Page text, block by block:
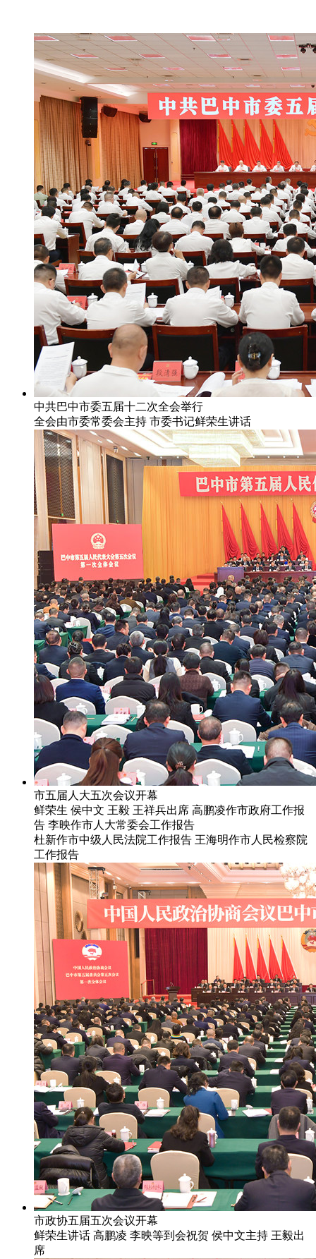
中共巴中市委五届十二次全会举行
全会由市委常委会主持 市委书记鲜荣生讲话
市五届人大五次会议开幕
鲜荣生 侯中文 王毅 王祥兵出席 高鹏凌作市政府工作报
告 李映作市人大常委会工作报告
杜新作市中级人民法院工作报告 王海明作市人民检察院
工作报告
市政协五届五次会议开幕
鲜荣生讲话 高鹏凌 李映等到会祝贺 侯中文主持 王毅出
席